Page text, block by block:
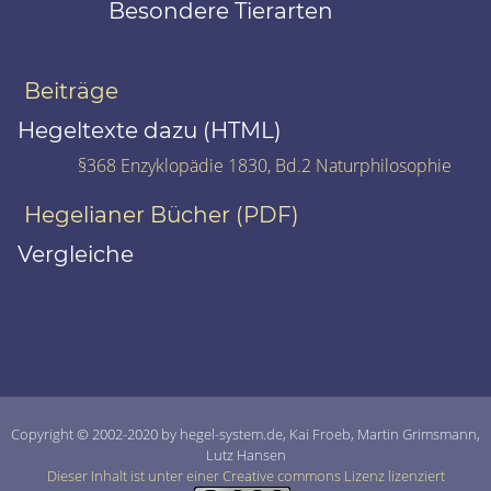
Besondere Tierarten
Beiträge
Hegeltexte dazu (HTML)
§368 Enzyklopädie 1830, Bd.2 Naturphilosophie
Hegelianer Bücher (PDF)
Vergleiche
Copyright © 2002-2020 by hegel-system.de, Kai Froeb, Martin Grimsmann,
Lutz Hansen
Dieser Inhalt ist unter einer Creative commons Lizenz lizenziert